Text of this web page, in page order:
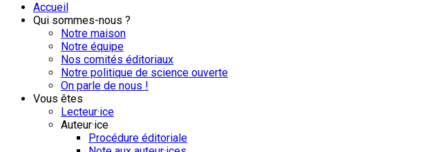
Accueil
Qui sommes-nous ?
Notre maison
Notre équipe
Nos comités éditoriaux
Notre politique de science ouverte
On parle de nous !
Vous êtes
Lecteur·ice
Auteur·ice
Procédure éditoriale